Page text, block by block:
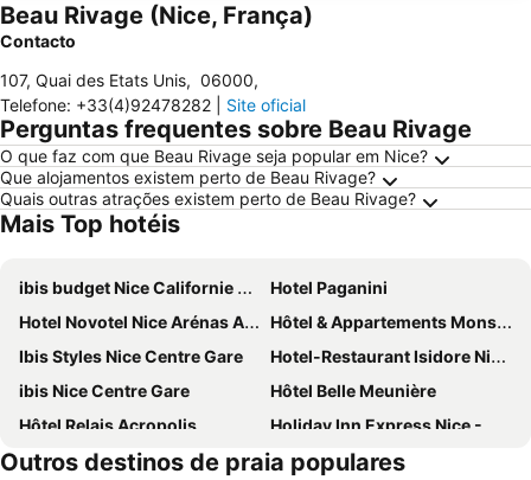
Beau Rivage (Nice, França)
Contacto
107, Quai des Etats Unis, 06000,
Telefone: +33(4)92478282 Site oficial
Perguntas frequentes sobre Beau Rivage
O que faz com que Beau Rivage seja popular em Nice?
Que alojamentos existem perto de Beau Rivage?
Quais outras atrações existem perto de Beau Rivage?
Mais Top hotéis
ibis budget Nice Californie Lenval
Hotel Paganini
Hotel Novotel Nice Arénas Aéroport
Hôtel & Appartements Monsigny
Ibis Styles Nice Centre Gare
Hotel-Restaurant Isidore Nice Ouest
ibis Nice Centre Gare
Hôtel Belle Meunière
Hôtel Relais Acropolis
Holiday Inn Express Nice - Grand Arenas By Ihg
ibis budget Nice Palais Nikaia
Greet Hotel Nice Aéroport Promenade des Anglais
Outros destinos de praia populares